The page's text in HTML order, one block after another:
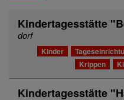
Kindertagesstätte
dorf
Kinder
Krippen
Kindertagesstätte